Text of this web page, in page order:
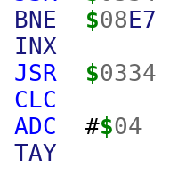
BNE $08E7
INX
JSR $0334
CLC
ADC #$04
TAY